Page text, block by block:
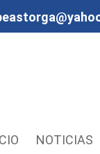
NOTICIAS